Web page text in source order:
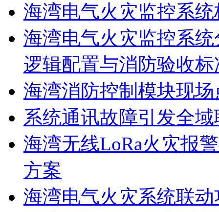
海湾电气火灾监控系
海湾电气火灾监控系
逻辑配置与消防验收标
海湾消防控制模块现
系统通讯故障引发全
海湾无线LoRa火灾报
方案
海湾电气火灾系统联